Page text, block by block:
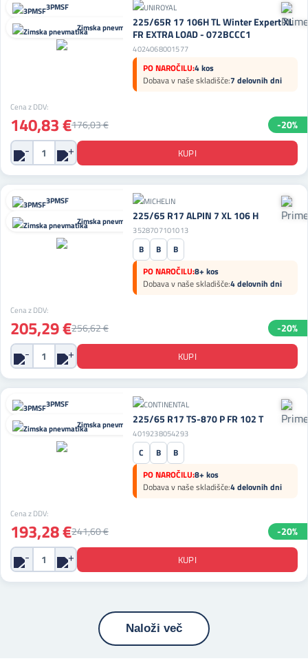
3PMSF
Zimska pnevmatika225/65R 17 106H TL Winter Expert XL
FR EXTRA LOAD - 072BCCC1
4024068001577
PO NAROČILU:4 kos
Dobava v naše skladišče:7 delovnih dni
Cena z DDV:
140,83 €176,03 € -20%
3PMSF
Zimska pnevmatika225/65 R17 ALPIN 7 XL 106 H
3528707101013
B B
B
PO NAROČILU:8+ kos
Dobava v naše skladišče:4 delovnih dni
Cena z DDV:
205,29 €256,62 € -20%
3PMSF
Zimska pnevmatika225/65 R17 TS-870 P FR 102 T
4019238054293
C B
B
PO NAROČILU:8+ kos
Dobava v naše skladišče:4 delovnih dni
Cena z DDV:
193,28 €241,60 € -20%
Naloži več